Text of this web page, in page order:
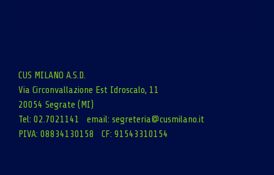
CUS MILANO A.S.D.
Via Circonvallazione Est Idroscalo, 11
20054 Segrate (MI)
Tel: 02.7021141 email: segreteria@cusmilano.it
PIVA: 08834130158 CF: 91543310154